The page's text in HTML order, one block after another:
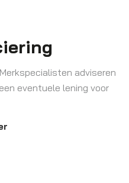
Merkspecialisten adviseren
eventuele lening voor